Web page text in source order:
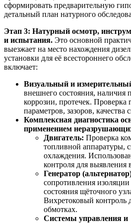
сформировать предварительную
детальный план натурного
Этап 3: Натурный осмотр,
и испытания. Это основной
выезжает на место нахождения
установки для её всестороннего
включает:
Визуальный и
внешнего состояния, наличия
коррозии, протечек. Проверка
параметров, зазоров,
Комплексная диагностика
применением
Двигатель: Проверка
топливной аппаратуры,
охлаждения.
контроля для выявления
Генератор
сопротивления
состояния щёточного
Вихретоковый контроль
обмотках.
Системы управления и